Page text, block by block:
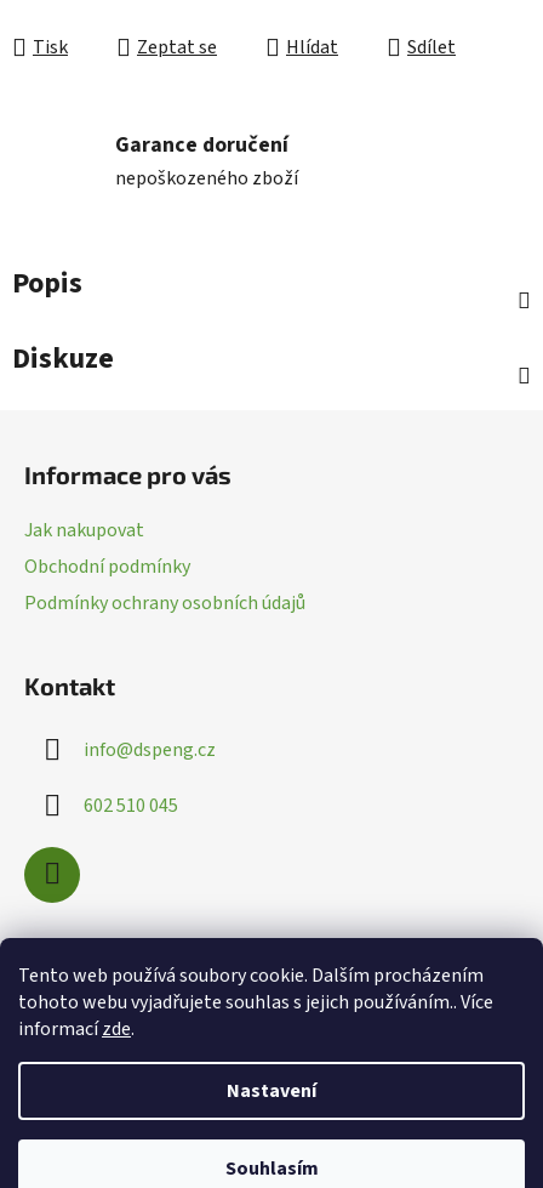
Tento web používá soubory cookie. Dalším procházením
tohoto webu vyjadřujete souhlas s jejich používáním.. Více
informacízde.
Nastavení
Souhlasím
Tisk Zeptat se Hlídat Sdílet
Garance doručení
nepoškozeného zboží
Popis
Diskuze
Informace pro vás
Jak nakupovat
Obchodní podmínky
Podmínky ochrany osobních údajů
Kontakt
info@dspeng.cz
602 510 045
Nákupní košík
Vytvořil Shoptet